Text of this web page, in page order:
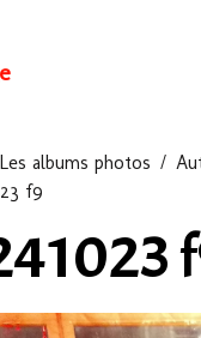
Les albums photos
f9